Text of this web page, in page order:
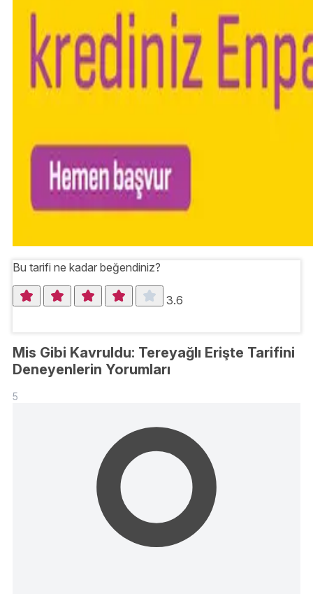
Bu tarifi ne kadar beğendiniz?
3.6
Mis Gibi Kavruldu: Tereyağlı Erişte Tarifini
Deneyenlerin Yorumları
5